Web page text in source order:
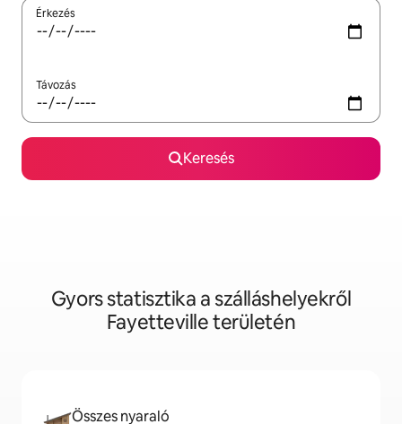
Érkezés
Távozás
Keresés
Gyors statisztika a szálláshelyekről
Fayetteville területén
Összes nyaraló